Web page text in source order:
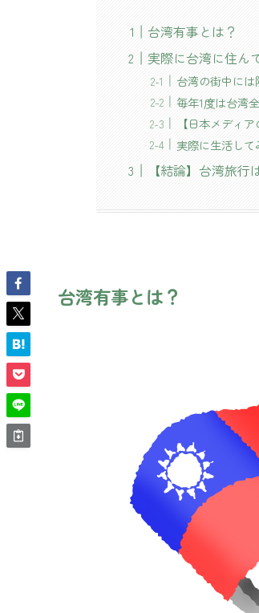
台湾有事とは？
実際に台湾に住ん
台湾の街中に
毎年1度は台湾
【日本メディ
実際に生活し
【結論】台湾旅行
台湾有事とは？